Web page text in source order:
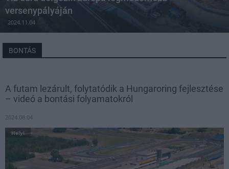
versenypályáján
2024.11.04
BONTÁS
A futam lezárult, folytatódik a Hungaroring fejlesztése
– videó a bontási folyamatokról
2024.08.04
Helyi